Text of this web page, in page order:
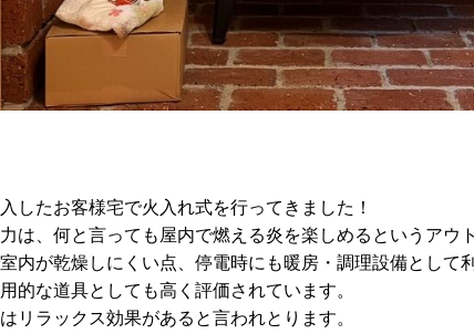
したお客様宅で火入れ式を行ってきました！
は、何と言っても屋内で燃える炎を楽しめるというアウ
内が乾燥しにくい点、停電時にも暖房・調理設備として
的な道具としても高く評価されています。
リラックス効果があると言われとります。